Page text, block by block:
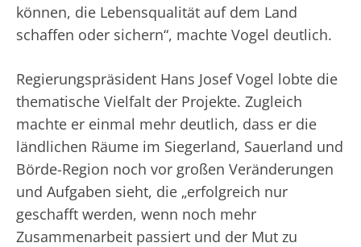
können, die Lebensqualität auf dem Land
schaffen oder sichern“, machte Vogel deutlich.
Regierungspräsident Hans Josef Vogel lobte die
thematische Vielfalt der Projekte. Zugleich
machte er einmal mehr deutlich, dass er die
ländlichen Räume im Siegerland, Sauerland und
Börde-Region noch vor großen Veränderungen
und Aufgaben sieht, die „erfolgreich nur
geschafft werden, wenn noch mehr
Zusammenarbeit passiert und der Mut zu